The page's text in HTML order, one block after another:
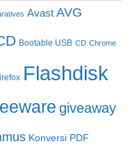
Avast AVG
Bootable USB CD Chrome
Flashdisk
giveaway
Konversi PDF